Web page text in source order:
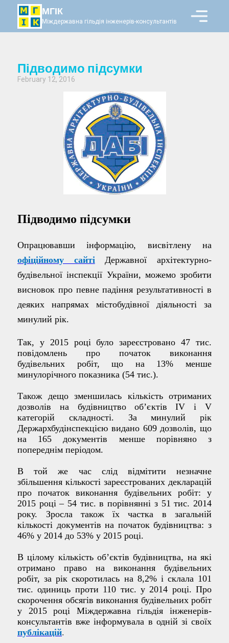
МГІК
Міждержавна гільдія інженерів-консультантів
Підводимо підсумки
February 12, 2016
Підводимо підсумки
Опрацювавши
інформацію, висвітлену на
офіційному сайті
Державної архітектурно-
будівельної інспекції України, можемо зробити
висновок про певне падіння результативності в
деяких напрямах містобудівної діяльності за
минулий рік.
Так, у 2015 році було зареєстровано 47 тис.
повідомлень про початок виконання
будівельних робіт, що на 13% менше
минулорічного показника (54 тис.).
Також дещо зменшилась кількість отриманих
дозволів на будівництво об’єктів IV і V
категорій складності. За минулий рік
Держархбудінспекцією видано 609 дозволів, що
на 165 документів менше порівняно з
попереднім періодом.
В той же час слід відмітити незначне
збільшення кількості зареєстрованих декларацій
про початок виконання будівельних робіт: у
2015 році – 54 тис. в порівнянні з 51 тис. 2014
року. Зросла також їх частка в загальній
кількості документів на початок будівництва: з
46% у 2014 до 53% у 2015 році.
В цілому кількість об’єктів будівництва, на які
отримано право на виконання будівельних
робіт, за рік скоротилась на 8,2% і склала 101
тис. одиниць проти 110 тис. у 2014 році. Про
скорочення обсягів виконання будівельних робіт
у 2015 році Міждержавна гільдія інженерів-
консультантів вже інформувала в одній зі своїх
публікацій.